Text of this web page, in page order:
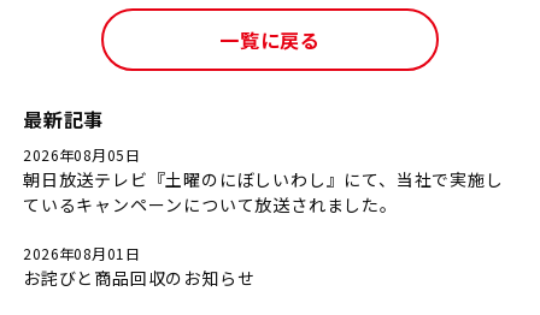
一覧に戻る
最新記事
2026年08月05日
朝日放送テレビ『土曜のにぼしいわし』にて、当社で実施し
ているキャンペーンについて放送されました。
2026年08月01日
お詫びと商品回収のお知らせ